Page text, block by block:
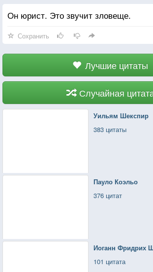
Он юрист. Это звучит зловеще.
Сохранить
Лучшие цитаты
Случайная
Уильям Шекспир
383 цитаты
Пауло Коэльо
376 цитат
Иоганн Фридрих
101 цитата